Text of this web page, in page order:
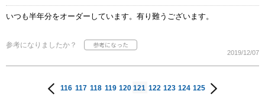
いつも半年分をオーダーしています。有り難うございます。
参考になりましたか？
2019/12/07
116 117 118 119 120 121 122 123 124 125